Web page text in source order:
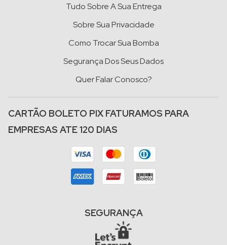
Tudo Sobre A Sua Entrega
Sobre Sua Privacidade
Como Trocar Sua Bomba
Segurança Dos Seus Dados
Quer Falar Conosco?
CARTÃO BOLETO PIX FATURAMOS PARA
EMPRESAS ATE 120 DIAS
SEGURANÇA